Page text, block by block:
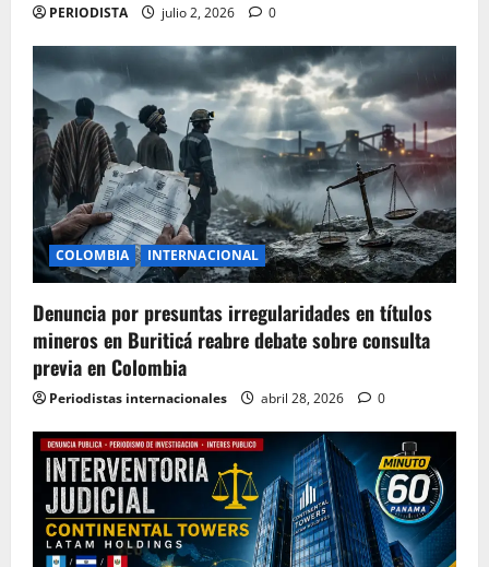
PERIODISTA julio 2, 2026 0
COLOMBIA INTERNACIONAL
Denuncia por presuntas irregularidades en títulos
mineros en Buriticá reabre debate sobre consulta
previa en Colombia
Periodistas internacionales abril 28, 2026 0